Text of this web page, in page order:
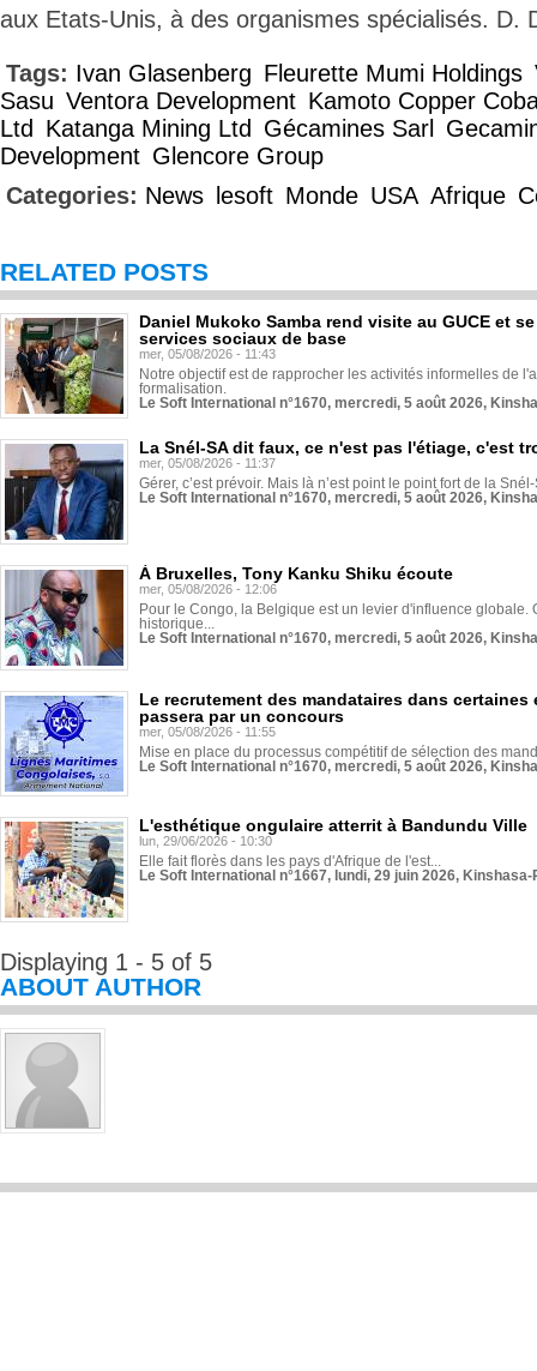
aux Etats-Unis, à des organismes spécialisés. D.
Tags: Ivan Glasenberg Fleurette Mumi Holdings
Sasu Ventora Development Kamoto Copper
Ltd
Katanga Mining Ltd Gécamines Sarl
Development Glencore Group
Categories: News lesoft Monde USA Afrique
RELATED POSTS
Daniel Mukoko Samba rend visite au GUCE et
services sociaux de base
mer, 05/08/2026 - 11:43
Notre objectif est de rapprocher les activités informelles de
formalisation.
Le Soft International n°1670, mercredi, 5 août 2026,
La Snél-SA dit faux, ce n'est pas l'étiage, c'est
mer, 05/08/2026 - 11:37
Gérer, c’est prévoir. Mais là n’est point le point fort de la
Le Soft International n°1670, mercredi, 5 août 2026,
À Bruxelles, Tony Kanku Shiku écoute
mer, 05/08/2026 - 12:06
Pour le Congo, la Belgique est un levier d'influence globale.
historique...
Le Soft International n°1670, mercredi, 5 août 2026,
Le recrutement des mandataires dans
passera par un concours
mer, 05/08/2026 - 11:55
Mise en place du processus compétitif de sélection des
Le Soft International n°1670, mercredi, 5 août 2026,
L'esthétique ongulaire atterrit à Bandundu Ville
lun, 29/06/2026 - 10:30
Elle fait florès dans les pays d'Afrique de l'est...
Le Soft International n°1667, lundi, 29 juin 2026,
Displaying 1 - 5 of 5
ABOUT AUTHOR